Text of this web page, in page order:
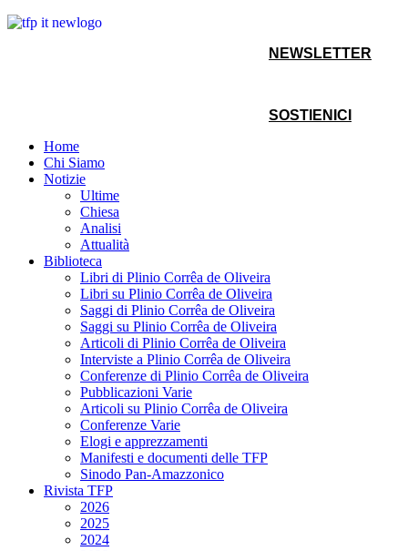
NEWSLETTER
SOSTIENICI
Home
Chi Siamo
Notizie
Ultime
Chiesa
Analisi
Attualità
Biblioteca
Libri di Plinio Corrêa de Oliveira
Libri su Plinio Corrêa de Oliveira
Saggi di Plinio Corrêa de Oliveira
Saggi su Plinio Corrêa de Oliveira
Articoli di Plinio Corrêa de Oliveira
Interviste a Plinio Corrêa de Oliveira
Conferenze di Plinio Corrêa de Oliveira
Pubblicazioni Varie
Articoli su Plinio Corrêa de Oliveira
Conferenze Varie
Elogi e apprezzamenti
Manifesti e documenti delle TFP
Sinodo Pan-Amazzonico
Rivista TFP
2026
2025
2024